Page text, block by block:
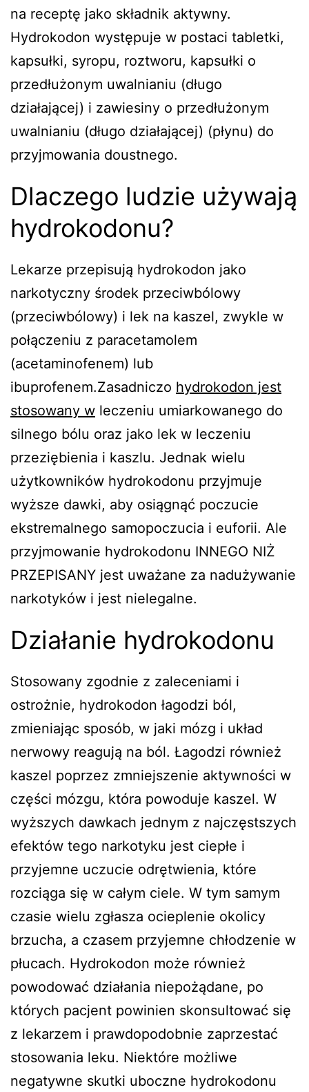
na receptę jako składnik aktywny.
Hydrokodon występuje w postaci tabletki,
kapsułki, syropu, roztworu, kapsułki o
przedłużonym uwalnianiu (długo
działającej) i zawiesiny o przedłużonym
uwalnianiu (długo działającej) (płynu) do
przyjmowania doustnego.
Dlaczego ludzie używają
hydrokodonu?
Lekarze przepisują hydrokodon jako
narkotyczny środek przeciwbólowy
(przeciwbólowy) i lek na kaszel, zwykle w
połączeniu z paracetamolem
(acetaminofenem) lub
ibuprofenem.Zasadniczo hydrokodon jest
stosowany w leczeniu umiarkowanego do
silnego bólu oraz jako lek w leczeniu
przeziębienia i kaszlu. Jednak wielu
użytkowników hydrokodonu przyjmuje
wyższe dawki, aby osiągnąć poczucie
ekstremalnego samopoczucia i euforii. Ale
przyjmowanie hydrokodonu INNEGO NIŻ
PRZEPISANY jest uważane za nadużywanie
narkotyków i jest nielegalne.
Działanie hydrokodonu
Stosowany zgodnie z zaleceniami i
ostrożnie, hydrokodon łagodzi ból,
zmieniając sposób, w jaki mózg i układ
nerwowy reagują na ból. Łagodzi również
kaszel poprzez zmniejszenie aktywności w
części mózgu, która powoduje kaszel. W
wyższych dawkach jednym z najczęstszych
efektów tego narkotyku jest ciepłe i
przyjemne uczucie odrętwienia, które
rozciąga się w całym ciele. W tym samym
czasie wielu zgłasza ocieplenie okolicy
brzucha, a czasem przyjemne chłodzenie w
płucach. Hydrokodon może również
powodować działania niepożądane, po
których pacjent powinien skonsultować się
z lekarzem i prawdopodobnie zaprzestać
stosowania leku. Niektóre możliwe
negatywne skutki uboczne hydrokodonu